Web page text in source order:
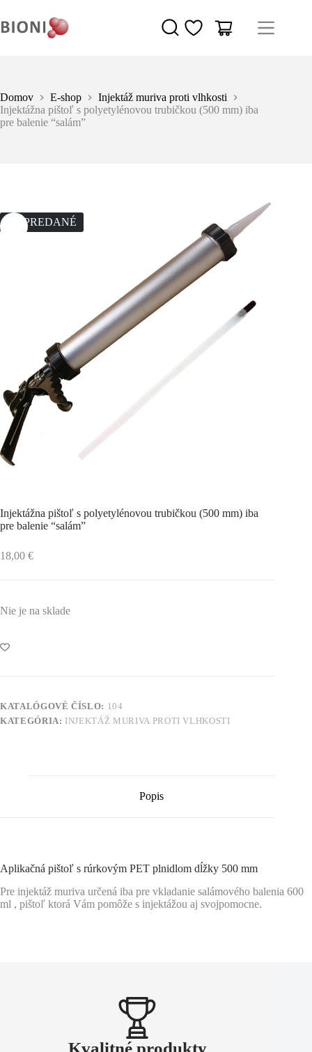
Domov E-shop
Injektáž muriva proti vlhkosti
Injektážna pištoľ s polyetylénovou trubičkou (500 mm) iba
pre balenie “salám”
VYPREDANÉ
Injektážna pištoľ s polyetylénovou trubičkou (500 mm) iba
pre balenie “salám”
18,00 €
Nie je na sklade
KATALÓGOVÉ ČÍSLO: 104
KATEGÓRIA: INJEKTÁŽ MURIVA PROTI VLHKOSTI
Popis
Aplikačná pištoľ s rúrkovým PET plnidlom dĺžky 500 mm
Pre injektáž muriva určená iba pre vkladanie salámového balenia 600
ml , pištoľ ktorá Vám pomôže s injektážou aj svojpomocne.
Kvalitné produkty